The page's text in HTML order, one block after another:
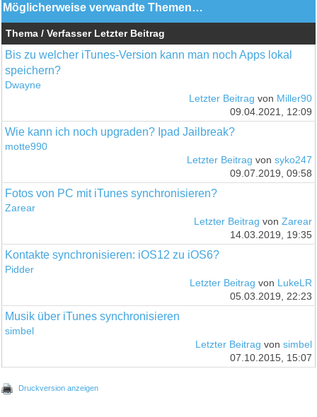
Möglicherweise verwandte Themen…
Thema / Verfasser Letzter Beitrag
Bis zu welcher iTunes-Version kann man noch Apps lokal
speichern?
Dwayne
Letzter Beitrag von Miller90
09.04.2021, 12:09
Wie kann ich noch upgraden? Ipad Jailbreak?
motte990
Letzter Beitrag von syko247
09.07.2019, 09:58
Fotos von PC mit iTunes synchronisieren?
Zarear
Letzter Beitrag von Zarear
14.03.2019, 19:35
Kontakte synchronisieren: iOS12 zu iOS6?
Pidder
Letzter Beitrag von LukeLR
05.03.2019, 22:23
Musik über iTunes synchronisieren
simbel
Letzter Beitrag von simbel
07.10.2015, 15:07
Druckversion anzeigen